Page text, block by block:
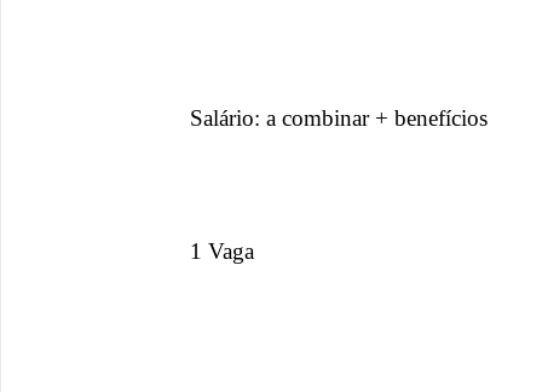
Salário: a combinar + benefícios
1 Vaga